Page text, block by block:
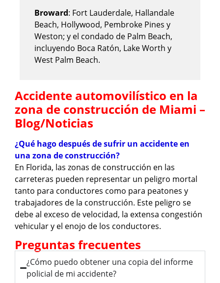
Broward: Fort Lauderdale, Hallandale
Beach, Hollywood, Pembroke Pines y
Weston; y el condado de Palm Beach,
incluyendo Boca Ratón, Lake Worth y
West Palm Beach.
Accidente automovilístico en la
zona de construcción de Miami –
Blog/Noticias
¿Qué hago después de sufrir un accidente en
una zona de construcción?
En Florida, las zonas de construcción en las
carreteras pueden representar un peligro mortal
tanto para conductores como para peatones y
trabajadores de la construcción. Este peligro se
debe al exceso de velocidad, la extensa congestión
vehicular y el enojo de los conductores.
Preguntas frecuentes
¿Cómo puedo obtener una copia del informe
policial de mi accidente?